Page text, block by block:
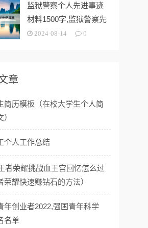
监狱警察个人先进事迹
材料1500字,监狱警察先
进个人
2024-08-14 0
章
简历模板（在校大学生个人简
个人工作总结
者荣耀挑战血王宫回忆怎么过
荣耀快速赚钻石的方法）
年创业者2022,强国青年科学
名单